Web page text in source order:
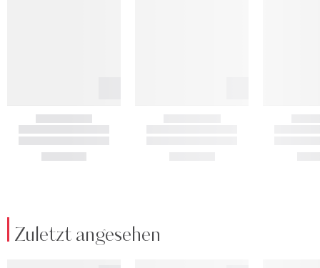
Zuletzt angesehen